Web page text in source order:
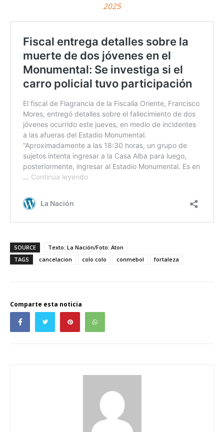
2025
SOURCE
Texto: La Nación/Foto: Aton
TAGS
cancelacion colo colo conmebol fortaleza
Comparte esta noticia